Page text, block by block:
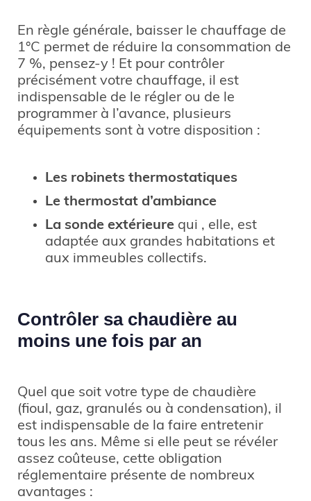
En règle générale, baisser le chauffage de
1°C permet de réduire la consommation de
7 %, pensez-y ! Et pour contrôler
précisément votre chauffage, il est
indispensable de le régler ou de le
programmer à l’avance, plusieurs
équipements sont à votre disposition :
Les robinets thermostatiques
Le thermostat d’ambiance
La sonde extérieure qui , elle, est
adaptée aux grandes habitations et
aux immeubles collectifs.
Contrôler sa chaudière au
moins une fois par an
Quel que soit votre type de chaudière
(fioul, gaz, granulés ou à condensation), il
est indispensable de la faire entretenir
tous les ans. Même si elle peut se révéler
assez coûteuse, cette obligation
réglementaire présente de nombreux
avantages :